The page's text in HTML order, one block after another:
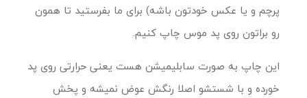
پرچم و یا عکس خودتون باشه) برای ما بفرستید تا همون
رو براتون روی پد موس چاپ کنیم.
این چاپ به صورت سابلیمیشن هست یعنی حرارتی روی پد
خورده و با شستشو اصلا رنگش عوض نمیشه و پخش